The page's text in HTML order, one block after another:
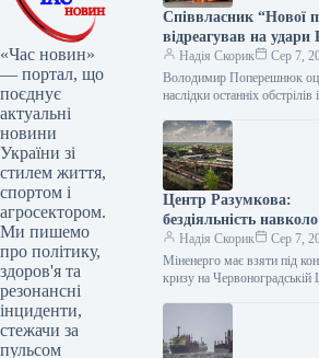
«Час новин»
— портал, що
поєднує
актуальні
новини
України зі
стилем життя,
спортом і
агросектором.
Ми пишемо
про політику,
здоров'я та
резонансні
інциденти,
стежачи за
пульсом
Співвласник “Нової
відреагував на
вимагає посилення
Надія Скорик
Сер 7,
Володимир Поперешнюк
наслідки останніх обстрілів і
Співзасновник компанії
Володимир Поперешнюк
чергової масованої…
Центр Разумкова:
бездіяльність
загрожує ТЕС
Надія Скорик
Сер 7,
Міненерго має взяти під
кризу на
Червоноградської центральної
збагачувальної…